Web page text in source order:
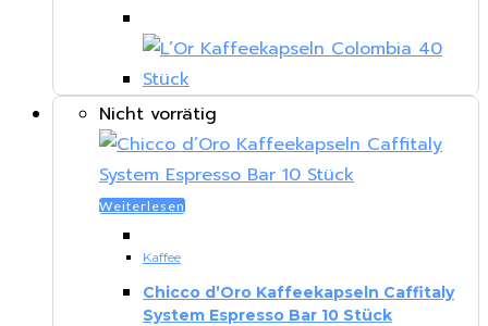
Nicht vorrätig
Weiterlesen
Kaffee
Chicco d’Oro Kaffeekapseln Caffitaly
System Espresso Bar 10 Stück